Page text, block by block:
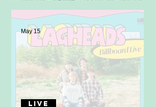
2026.6.24 wed. 配信リリース決定！
LIVE
May 15